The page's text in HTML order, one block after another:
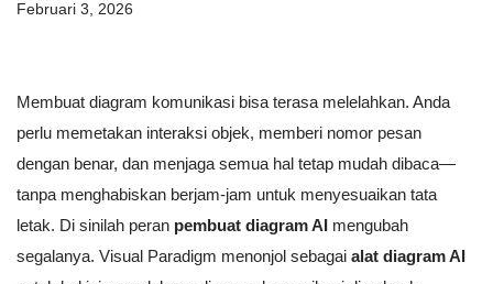
Februari 3, 2026
Membuat diagram komunikasi bisa terasa melelahkan. Anda
perlu memetakan interaksi objek, memberi nomor pesan
dengan benar, dan menjaga semua hal tetap mudah dibaca—
tanpa menghabiskan berjam-jam untuk menyesuaikan tata
letak. Di sinilah peran pembuat diagram AI mengubah
segalanya. Visual Paradigm menonjol sebagai alat diagram AI